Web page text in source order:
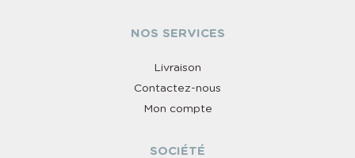
NOS SERVICES
Livraison
Contactez-nous
Mon compte
SOCIÉTÉ